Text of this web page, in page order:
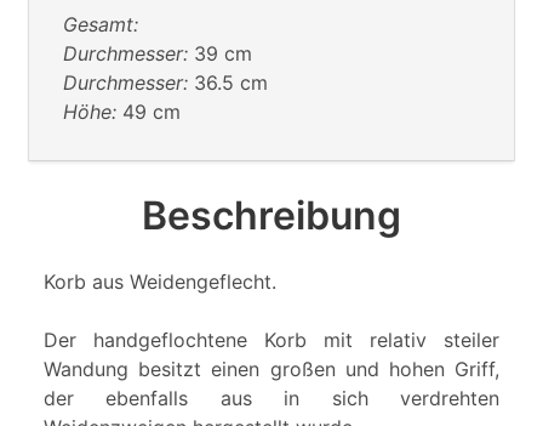
Gesamt:
Durchmesser: 39 cm
Durchmesser: 36.5 cm
Höhe: 49 cm
Beschreibung
Korb aus Weidengeflecht.
Der handgeflochtene Korb mit relativ steiler
Wandung besitzt einen großen und hohen Griff,
der ebenfalls aus in sich verdrehten